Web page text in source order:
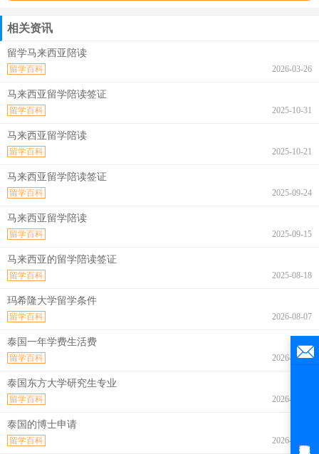
相关资讯
留学马来西亚陪读
2026-03-26
留学百科
马来西亚留学陪读签证
2025-10-31
留学百科
马来西亚留学陪读
2025-10-21
留学百科
马来西亚留学陪读签证
2025-09-24
留学百科
马来西亚留学陪读
2025-09-15
留学百科
马来西亚的留学陪读签证
2025-08-18
留学百科
玛希隆大学留学条件
2026-08-07
留学百科
泰国一年学费生活费
2026-08-07
留学百科
泰国东方大学研究生专业
2026-08-07
留学百科
泰国的博士申请
2026-08-07
留学百科